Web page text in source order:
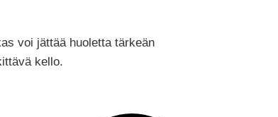
voi jättää huoletta tärkeän
kello.